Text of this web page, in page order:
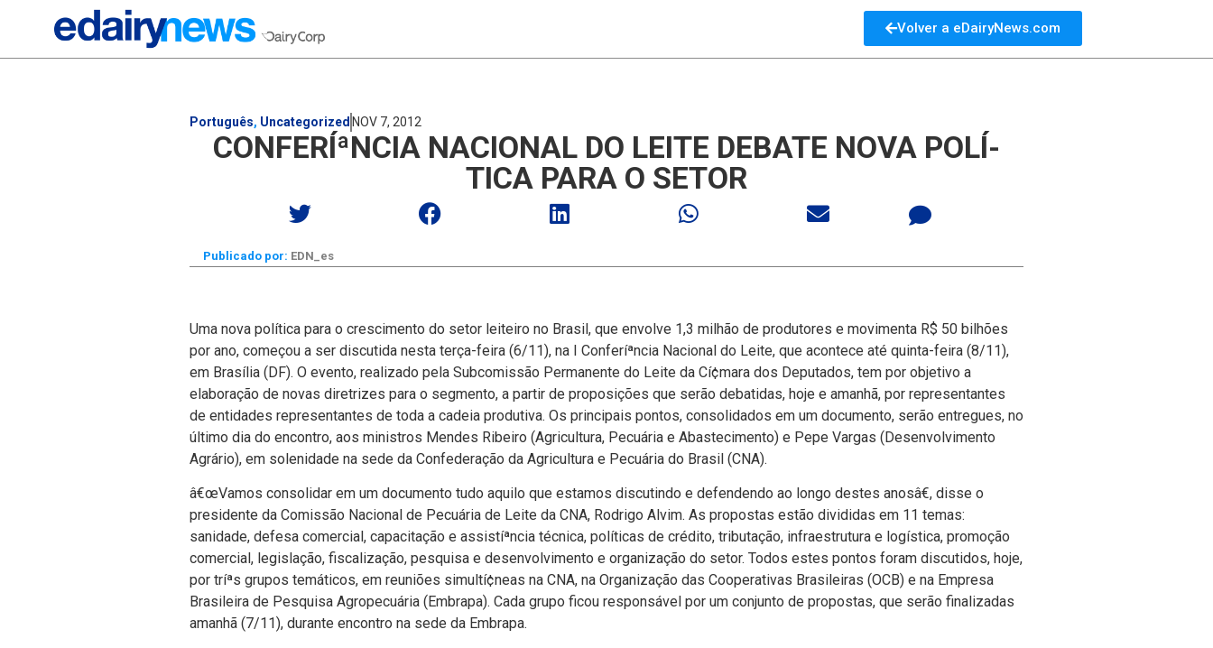
Volver a eDairyNews.com
Português, Uncategorized NOV 7, 2012
CONFERÍªNCIA NACIONAL DO LEITE DEBATE NOVA POLÍ­
TICA PARA O SETOR
Publicado por: EDN_es
Uma nova polí­tica para o crescimento do setor leiteiro no Brasil, que envolve 1,3 milhão de produtores e movimenta R$ 50 bilhões
por ano, começou a ser discutida nesta terça-feira (6/11), na I Conferíªncia Nacional do Leite, que acontece até quinta-feira (8/11),
em Brasí­lia (DF). O evento, realizado pela Subcomissão Permanente do Leite da Cí¢mara dos Deputados, tem por objetivo a
elaboração de novas diretrizes para o segmento, a partir de proposições que serão debatidas, hoje e amanhã, por representantes
de entidades representantes de toda a cadeia produtiva. Os principais pontos, consolidados em um documento, serão entregues, no
último dia do encontro, aos ministros Mendes Ribeiro (Agricultura, Pecuária e Abastecimento) e Pepe Vargas (Desenvolvimento
Agrário), em solenidade na sede da Confederação da Agricultura e Pecuária do Brasil (CNA).
â€œVamos consolidar em um documento tudo aquilo que estamos discutindo e defendendo ao longo destes anosâ€, disse o
presidente da Comissão Nacional de Pecuária de Leite da CNA, Rodrigo Alvim. As propostas estão divididas em 11 temas:
sanidade, defesa comercial, capacitação e assistíªncia técnica, polí­ticas de crédito, tributação, infraestrutura e logí­stica, promoção
comercial, legislação, fiscalização, pesquisa e desenvolvimento e organização do setor. Todos estes pontos foram discutidos, hoje,
por tríªs grupos temáticos, em reuniões simultí¢neas na CNA, na Organização das Cooperativas Brasileiras (OCB) e na Empresa
Brasileira de Pesquisa Agropecuária (Embrapa). Cada grupo ficou responsável por um conjunto de propostas, que serão finalizadas
amanhã (7/11), durante encontro na sede da Embrapa.